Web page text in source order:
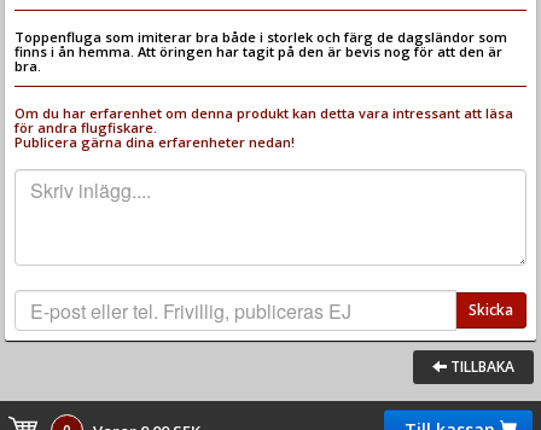
Toppenfluga som imiterar bra både i storlek och färg de dagsländor som
finns i ån hemma. Att öringen har tagit på den är bevis nog för att den är
bra.
Om du har erfarenhet om denna produkt kan detta vara intressant att läsa
för andra flugfiskare.
Publicera gärna dina erfarenheter nedan!
Skicka
TILLBAKA